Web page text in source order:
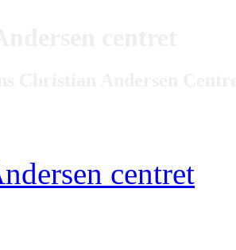
centret